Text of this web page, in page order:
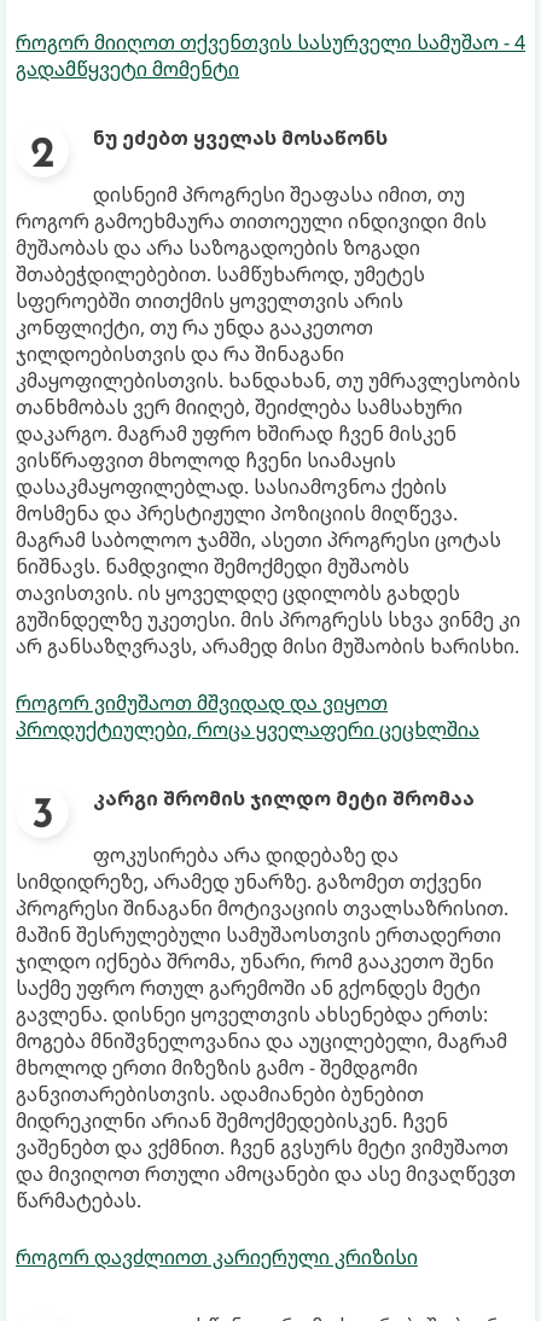
როგორ მიიღოთ თქვენთვის სასურველი სამუშაო - 4
გადამწყვეტი მომენტი
ნუ ეძებთ ყველას მოსაწონს
დისნეიმ პროგრესი შეაფასა იმით, თუ
როგორ გამოეხმაურა თითოეული ინდივიდი მის
მუშაობას და არა საზოგადოების ზოგადი
შთაბეჭდილებებით. სამწუხაროდ, უმეტეს
სფეროებში თითქმის ყოველთვის არის
კონფლიქტი, თუ რა უნდა გააკეთოთ
ჯილდოებისთვის და რა შინაგანი
კმაყოფილებისთვის. ხანდახან, თუ უმრავლესობის
თანხმობას ვერ მიიღებ, შეიძლება სამსახური
დაკარგო. მაგრამ უფრო ხშირად ჩვენ მისკენ
ვისწრაფვით მხოლოდ ჩვენი სიამაყის
დასაკმაყოფილებლად. სასიამოვნოა ქების
მოსმენა და პრესტიჟული პოზიციის მიღწევა.
მაგრამ საბოლოო ჯამში, ასეთი პროგრესი ცოტას
ნიშნავს. ნამდვილი შემოქმედი მუშაობს
თავისთვის. ის ყოველდღე ცდილობს გახდეს
გუშინდელზე უკეთესი. მის პროგრესს სხვა ვინმე კი
არ განსაზღვრავს, არამედ მისი მუშაობის ხარისხი.
როგორ ვიმუშაოთ მშვიდად და ვიყოთ
პროდუქტიულები, როცა ყველაფერი ცეცხლშია
კარგი შრომის ჯილდო მეტი შრომაა
ფოკუსირება არა დიდებაზე და
სიმდიდრეზე, არამედ უნარზე. გაზომეთ თქვენი
პროგრესი შინაგანი მოტივაციის თვალსაზრისით.
მაშინ შესრულებული სამუშაოსთვის ერთადერთი
ჯილდო იქნება შრომა, უნარი, რომ გააკეთო შენი
საქმე უფრო რთულ გარემოში ან გქონდეს მეტი
გავლენა. დისნეი ყოველთვის ახსენებდა ერთს:
მოგება მნიშვნელოვანია და აუცილებელი, მაგრამ
მხოლოდ ერთი მიზეზის გამო - შემდგომი
განვითარებისთვის. ადამიანები ბუნებით
მიდრეკილნი არიან შემოქმედებისკენ. ჩვენ
ვაშენებთ და ვქმნით. ჩვენ გვსურს მეტი ვიმუშაოთ
და მივიღოთ რთული ამოცანები და ასე მივაღწევთ
წარმატებას.
როგორ დავძლიოთ კარიერული კრიზისი